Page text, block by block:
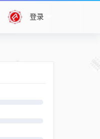
登录